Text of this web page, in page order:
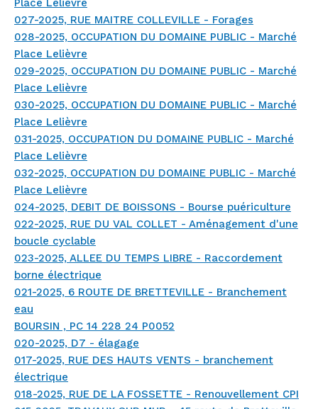
Place Lelièvre
027-2025, RUE MAITRE COLLEVILLE - Forages
028-2025, OCCUPATION DU DOMAINE PUBLIC - Marché
Place Lelièvre
029-2025, OCCUPATION DU DOMAINE PUBLIC - Marché
Place Lelièvre
030-2025, OCCUPATION DU DOMAINE PUBLIC - Marché
Place Lelièvre
031-2025, OCCUPATION DU DOMAINE PUBLIC - Marché
Place Lelièvre
032-2025, OCCUPATION DU DOMAINE PUBLIC - Marché
Place Lelièvre
024-2025, DEBIT DE BOISSONS - Bourse puériculture
022-2025, RUE DU VAL COLLET - Aménagement d'une
boucle cyclable
023-2025, ALLEE DU TEMPS LIBRE - Raccordement
borne électrique
021-2025, 6 ROUTE DE BRETTEVILLE - Branchement
eau
BOURSIN , PC 14 228 24 P0052
020-2025, D7 - élagage
017-2025, RUE DES HAUTS VENTS - branchement
électrique
018-2025, RUE DE LA FOSSETTE - Renouvellement CPI